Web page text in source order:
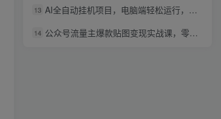
13 AI全自动挂机项目，电脑端轻松运行，稳定日入500+，零门槛上手
14 公众号流量主爆款贴图变现实战课，零基础AI一键出图，轻松日入100+稳定收益